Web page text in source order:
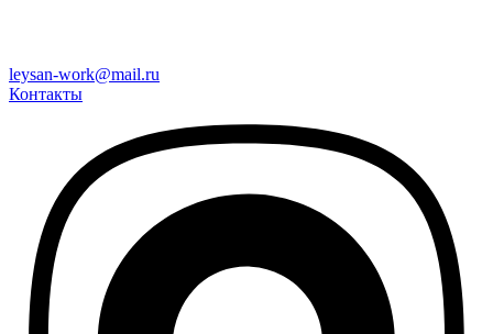
leysan-work@mail.ru
Контакты